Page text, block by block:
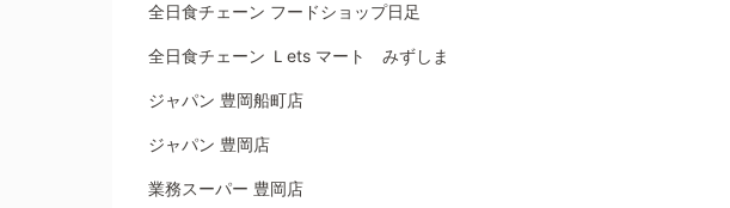
全日食チェーン フードショップ日足
全日食チェーン Ｌets マート みずしま
ジャパン 豊岡船町店
ジャパン 豊岡店
業務スーパー 豊岡店